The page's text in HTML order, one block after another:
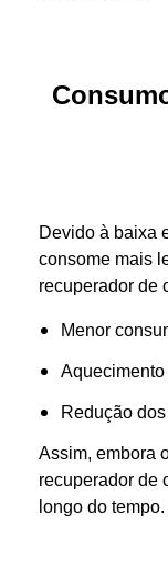
Devido à baixa
consome mais
recuperador de
Menor
Redução
Assim, embora
recuperador de
longo do tempo.